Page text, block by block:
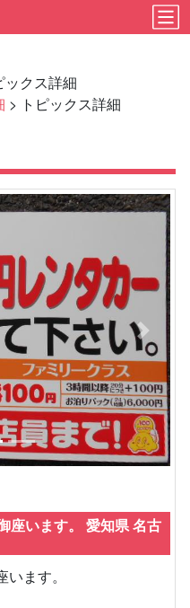
ックス詳細
> トピックス詳細
Next
座います。 愛知県 名古
ます。